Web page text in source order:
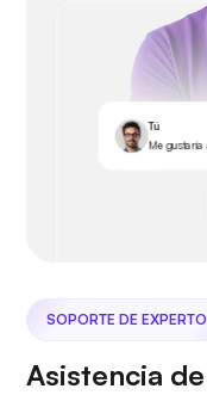
Tú
Me gustaría
SOPORTE DE
Asistencia